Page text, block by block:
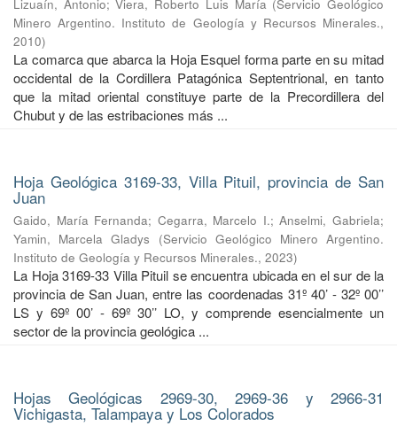
Lizuaín, Antonio;Viera, Roberto Luis María (Servicio Geológico
Minero Argentino. Instituto de Geología y Recursos Minerales.,
2010)
La comarca que abarca la Hoja Esquel forma parte en su mitad
occidental de la Cordillera Patagónica Septentrional, en tanto
que la mitad oriental constituye parte de la Precordillera del
Chubut y de las estribaciones más ...
Hoja Geológica 3169-33, Villa Pituil, provincia de San
Juan
Gaido, María Fernanda; Cegarra, Marcelo I.;Anselmi, Gabriela;
Yamin, Marcela Gladys
(Servicio Geológico Minero Argentino.
Instituto de Geología y Recursos Minerales., 2023)
La Hoja 3169-33 Villa Pituil se encuentra ubicada en el sur de la
provincia de San Juan, entre las coordenadas 31º 40’ - 32º 00’’
LS y 69º 00’ - 69º 30’’ LO, y comprende esencialmente un
sector de la provincia geológica ...
Hojas Geológicas 2969-30, 2969-36 y 2966-31
Vichigasta, Talampaya y Los Colorados